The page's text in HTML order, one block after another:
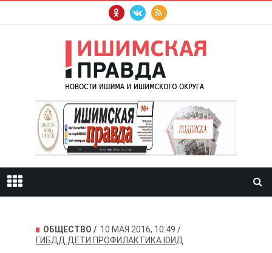
ОБЩЕСТВО
10 МАЯ 2016, 10:49
ГИБДД ДЕТИ ПРОФИЛАКТИКА ЮИД